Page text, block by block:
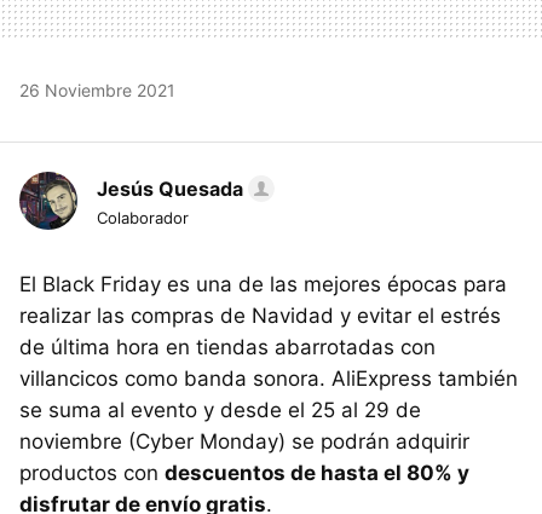
26 Noviembre 2021
Jesús Quesada
Colaborador
El Black Friday es una de las mejores épocas para
realizar las compras de Navidad y evitar el estrés
de última hora en tiendas abarrotadas con
villancicos como banda sonora. AliExpress también
se suma al evento y desde el 25 al 29 de
noviembre (Cyber Monday) se podrán adquirir
productos con descuentos de hasta el 80% y
disfrutar de envío gratis.